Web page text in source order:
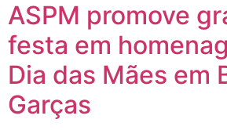
ASPM promove
festa em
Dia das Mães em
Garças